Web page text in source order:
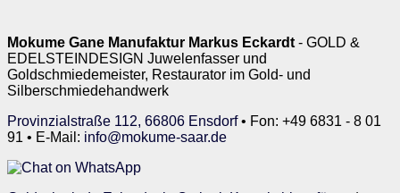
Mokume Gane Manufaktur Markus Eckardt - GOLD &
EDELSTEINDESIGN Juwelenfasser und
Goldschmiedemeister, Restaurator im Gold- und
Silberschmiedehandwerk
Provinzialstraße 112, 66806 Ensdorf• Fon: +49 6831 - 8 01
91 • E-Mail: info@mokume-saar.de